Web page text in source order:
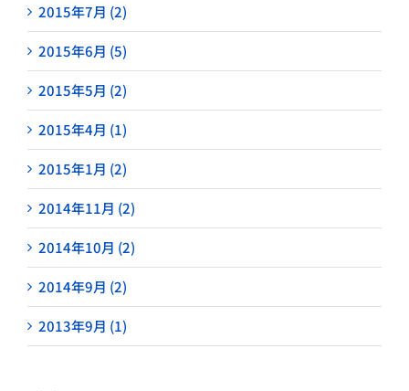
2015年7月 (2)
2015年6月 (5)
2015年5月 (2)
2015年4月 (1)
2015年1月 (2)
2014年11月 (2)
2014年10月 (2)
2014年9月 (2)
2013年9月 (1)